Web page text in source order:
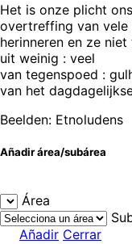
Het is onze plicht
overtreffing van vele
herinneren en ze
uit weinig : veel
van tegenspoed :
van het
Beelden: Etnoludens
Añadir área/subárea
Área
Añadir Cerrar